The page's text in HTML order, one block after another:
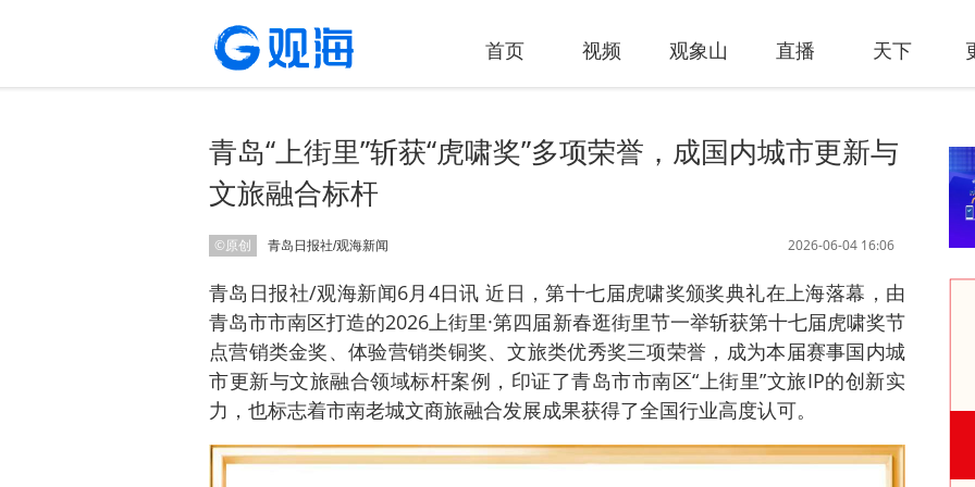
首页 视频 观象山 直播 天下
青岛“上街里”斩获“虎啸奖”多项荣誉，成国内城市更新与
文旅融合标杆
©原创 2026-06-04 16:06
青岛日报社/观海新闻
青岛日报社/观海新闻6月4日讯 近日，第十七届虎啸奖颁奖典礼在上海落幕，由
青岛市市南区打造的2026上街里·第四届新春逛街里节一举斩获第十七届虎啸奖节
点营销类金奖、体验营销类铜奖、文旅类优秀奖三项荣誉，成为本届赛事国内城
市更新与文旅融合领域标杆案例，印证了青岛市市南区“上街里”文旅IP的创新实
力，也标志着市南老城文商旅融合发展成果获得了全国行业高度认可。